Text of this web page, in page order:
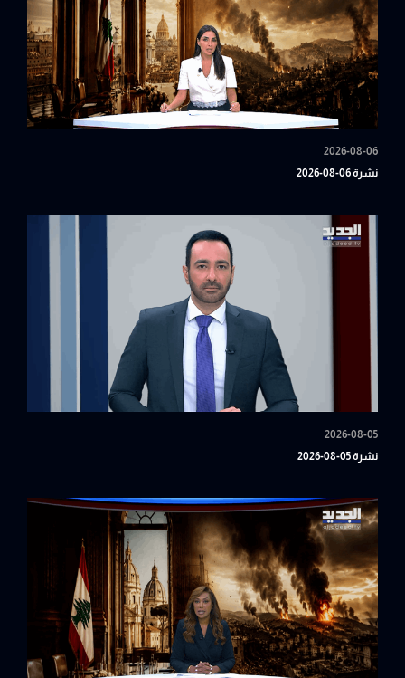
2026-08-06
نشرة 06-08-2026
2026-08-05
نشرة 05-08-2026